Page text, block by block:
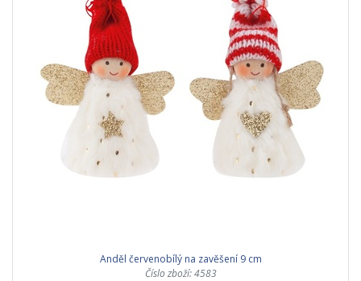
Anděl červenobílý na zavěšení 9 cm
Číslo zboží: 4583